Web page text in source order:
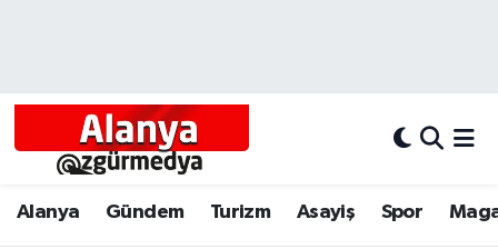
Alanya Gündem Turizm Asayiş Spor
Alanyum
Alanya Hava Durumu